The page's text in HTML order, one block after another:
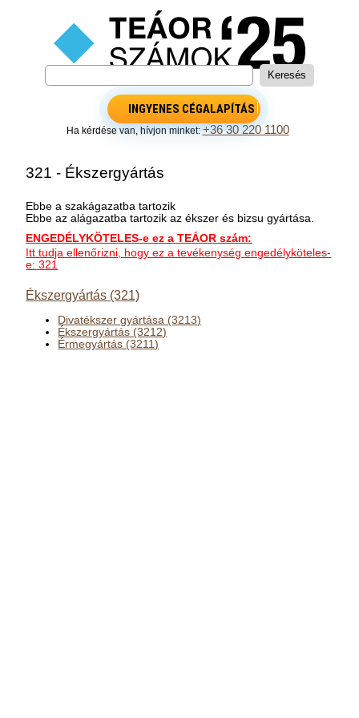
INGYENES CÉGALAPÍTÁS
Ha kérdése van, hívjon minket:+36 30 220 1100
321 - Ékszergyártás
Ebbe a szakágazatba tartozik
Ebbe az alágazatba tartozik az ékszer és bizsu gyártása.
ENGEDÉLYKÖTELES-e ez a TEÁOR szám:
Itt tudja ellenőrizni, hogy ez a tevékenység engedélyköteles-
e: 321
Ékszergyártás (321)
Divatékszer gyártása (3213)
Ékszergyártás (3212)
Érmegyártás (3211)